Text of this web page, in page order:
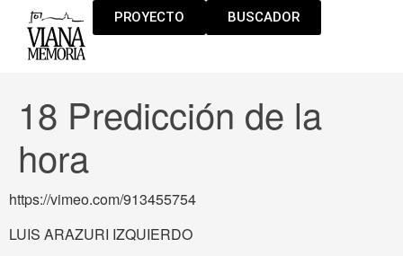
PROYECTO BUSCADOR
18 Predicción de la
hora
https://vimeo.com/913455754
LUIS ARAZURI IZQUIERDO